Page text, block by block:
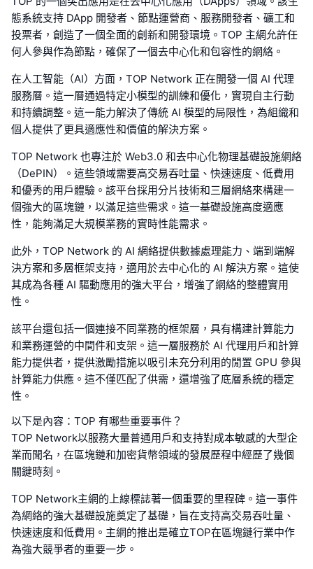
態系統支持 DApp 開發者、節點運營商、服務開發者、礦工和
投票者，創造了一個全面的創新和開發環境。TOP 主網允許任
何人參與作為節點，確保了一個去中心化和包容性的網絡。
在人工智能（AI）方面，TOP Network 正在開發一個 AI 代理
服務層。這一層通過特定小模型的訓練和優化，實現自主行動
和持續調整。這一能力解決了傳統 AI 模型的局限性，為組織和
個人提供了更具適應性和價值的解決方案。
TOP Network 也專注於 Web3.0 和去中心化物理基礎設施網絡
（DePIN）。這些領域需要高交易吞吐量、快速速度、低費用
和優秀的用戶體驗。該平台採用分片技術和三層網絡來構建一
個強大的區塊鏈，以滿足這些需求。這一基礎設施高度適應
性，能夠滿足大規模業務的實時性能需求。
此外，TOP Network 的 AI 網絡提供數據處理能力、端到端解
決方案和多層框架支持，適用於去中心化的 AI 解決方案。這使
其成為各種 AI 驅動應用的強大平台，增強了網絡的整體實用
性。
該平台還包括一個連接不同業務的框架層，具有構建計算能力
和業務運營的中間件和支架。這一層服務於 AI 代理用戶和計算
能力提供者，提供激勵措施以吸引未充分利用的閒置 GPU 參與
計算能力供應。這不僅匹配了供需，還增強了底層系統的穩定
性。
以下是內容：TOP 有哪些重要事件？
TOP Network以服務大量普通用戶和支持對成本敏感的大型企
業而聞名，在區塊鏈和加密貨幣領域的發展歷程中經歷了幾個
關鍵時刻。
TOP Network主網的上線標誌著一個重要的里程碑。這一事件
為網絡的強大基礎設施奠定了基礎，旨在支持高交易吞吐量、
快速速度和低費用。主網的推出是確立TOP在區塊鏈行業中作
為強大競爭者的重要一步。